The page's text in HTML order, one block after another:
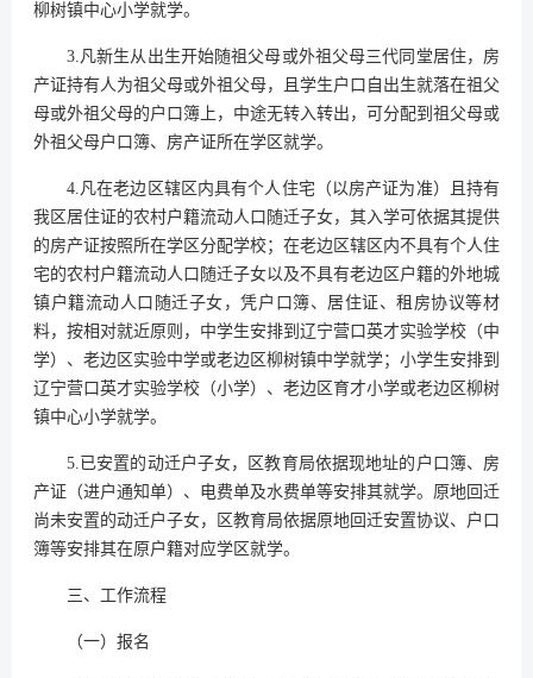
柳树镇中心小学就学。
3.凡新生从出生开始随祖父母或外祖父母三代同堂居住，房
产证持有人为祖父母或外祖父母，且学生户口自出生就落在祖父
母或外祖父母的户口簿上，中途无转入转出，可分配到祖父母或
外祖父母户口簿、房产证所在学区就学。
4.凡在老边区辖区内具有个人住宅（以房产证为准）且持有
我区居住证的农村户籍流动人口随迁子女，其入学可依据其提供
的房产证按照所在学区分配学校；在老边区辖区内不具有个人住
宅的农村户籍流动人口随迁子女以及不具有老边区户籍的外地城
镇户籍流动人口随迁子女，凭户口簿、居住证、租房协议等材
料，按相对就近原则，中学生安排到辽宁营口英才实验学校（中
学）、老边区实验中学或老边区柳树镇中学就学；小学生安排到
辽宁营口英才实验学校（小学）、老边区育才小学或老边区柳树
镇中心小学就学。
5.已安置的动迁户子女，区教育局依据现地址的户口簿、房
产证（进户通知单）、电费单及水费单等安排其就学。原地回迁
尚未安置的动迁户子女，区教育局依据原地回迁安置协议、户口
簿等安排其在原户籍对应学区就学。
三、工作流程
（一）报名